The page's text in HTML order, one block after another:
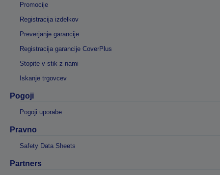
Promocije
Registracija izdelkov
Preverjanje garancije
Registracija garancije CoverPlus
Stopite v stik z nami
Iskanje trgovcev
Pogoji
Pogoji uporabe
Pravno
Safety Data Sheets
Partners